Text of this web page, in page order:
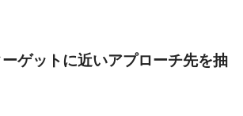
ゲットに近いアプローチ先を抽